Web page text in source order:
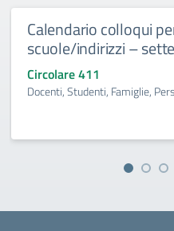
Calendario colloqui
scuole/indirizzi –
Circolare 411
Docenti, Studenti, Famiglie,